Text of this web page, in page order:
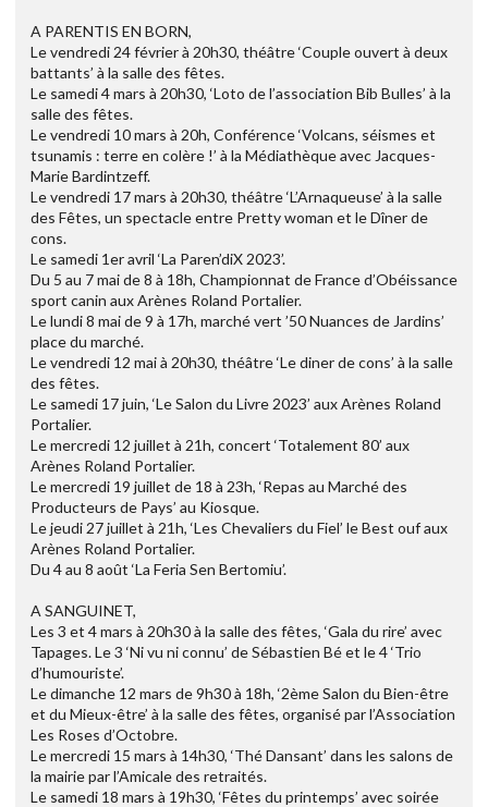
A PARENTIS EN BORN,
Le vendredi 24 février à 20h30, théâtre ‘Couple ouvert à deux
battants’ à la salle des fêtes.
Le samedi 4 mars à 20h30, ‘Loto de l’association Bib Bulles’ à la
salle des fêtes.
Le vendredi 10 mars à 20h, Conférence ‘Volcans, séismes et
tsunamis : terre en colère !’ à la Médiathèque avec Jacques-
Marie Bardintzeff.
Le vendredi 17 mars à 20h30, théâtre ‘L’Arnaqueuse’ à la salle
des Fêtes, un spectacle entre Pretty woman et le Dîner de
cons.
Le samedi 1er avril ‘La Paren’diX 2023’.
Du 5 au 7 mai de 8 à 18h, Championnat de France d’Obéissance
sport canin aux Arènes Roland Portalier.
Le lundi 8 mai de 9 à 17h, marché vert ’50 Nuances de Jardins’
place du marché.
Le vendredi 12 mai à 20h30, théâtre ‘Le diner de cons’ à la salle
des fêtes.
Le samedi 17 juin, ‘Le Salon du Livre 2023’ aux Arènes Roland
Portalier.
Le mercredi 12 juillet à 21h, concert ‘Totalement 80’ aux
Arènes Roland Portalier.
Le mercredi 19 juillet de 18 à 23h, ‘Repas au Marché des
Producteurs de Pays’ au Kiosque.
Le jeudi 27 juillet à 21h, ‘Les Chevaliers du Fiel’ le Best ouf aux
Arènes Roland Portalier.
Du 4 au 8 août ‘La Feria Sen Bertomiu’.
A SANGUINET,
Les 3 et 4 mars à 20h30 à la salle des fêtes, ‘Gala du rire’ avec
Tapages. Le 3 ‘Ni vu ni connu’ de Sébastien Bé et le 4 ‘Trio
d’humouriste’.
Le dimanche 12 mars de 9h30 à 18h, ‘2ème Salon du Bien-être
et du Mieux-être’ à la salle des fêtes, organisé par l’Association
Les Roses d’Octobre.
Le mercredi 15 mars à 14h30, ‘Thé Dansant’ dans les salons de
la mairie par l’Amicale des retraités.
Le samedi 18 mars à 19h30, ‘Fêtes du printemps’ avec soirée